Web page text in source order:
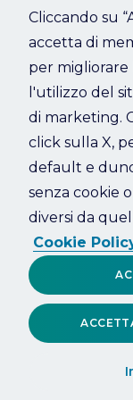
Cliccando su
accetta di
per migliorare
l'utilizzo del
di marketing.
click sulla X,
default e
senza cookie
diversi da
Cookie